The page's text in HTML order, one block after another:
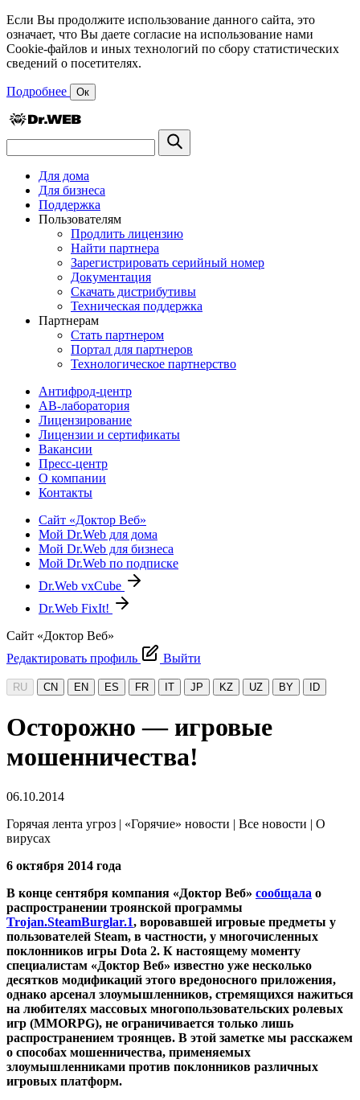
Если Вы продолжите использование данного сайта, это
означает, что Вы даете согласие на использование нами
Cookie-файлов и иных технологий по сбору статистических
сведений о посетителях.
Подробнее Ок
Для дома
Для бизнеса
Поддержка
Пользователям
Продлить лицензию
Найти партнера
Зарегистрировать серийный номер
Документация
Скачать дистрибутивы
Техническая поддержка
Партнерам
Стать партнером
Портал для партнеров
Технологическое партнерство
Антифрод-центр
АВ-лаборатория
Лицензирование
Лицензии и сертификаты
Вакансии
Пресс-центр
О компании
Контакты
Сайт «Доктор Веб»
Мой Dr.Web для дома
Мой Dr.Web для бизнеса
Мой Dr.Web по подписке
Dr.Web vxCube
Dr.Web FixIt!
Сайт «Доктор Веб»
Редактировать профиль
Выйти
RU CN EN ES FR IT JP KZ UZ BY ID
Осторожно — игровые
мошенничества!
06.10.2014
Горячая лента угроз | «Горячие» новости | Все новости | О
вирусах
6 октября 2014 года
В конце сентября компания «Доктор Веб» сообщала о
распространении троянской программы
Trojan.SteamBurglar.1, воровавшей игровые предметы у
пользователей Steam, в частности, у многочисленных
поклонников игры Dota 2. К настоящему моменту
специалистам «Доктор Веб» известно уже несколько
десятков модификаций этого вредоносного приложения,
однако арсенал злоумышленников, стремящихся нажиться
на любителях массовых многопользовательских ролевых
игр (MMORPG), не ограничивается только лишь
распространением троянцев. В этой заметке мы расскажем
о способах мошенничества, применяемых
злоумышленниками против поклонников различных
игровых платформ.